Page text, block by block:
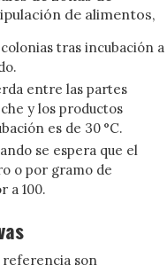
de alimentos,
tras incubación a
entre las partes
y los productos
es de 30 °C.
se espera que el
o por gramo de
a 100.
referencia son